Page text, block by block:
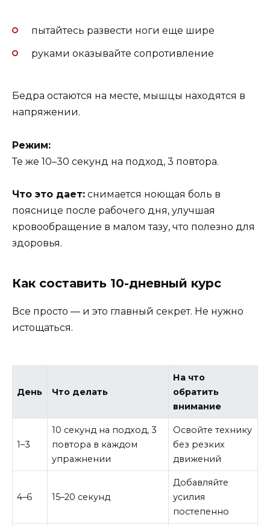
пытайтесь развести ноги еще шире
руками оказывайте сопротивление
Бедра остаются на месте, мышцы находятся в
напряжении.
Режим:
Те же 10–30 секунд на подход, 3 повтора.
Что это дает: снимается ноющая боль в
пояснице после рабочего дня, улучшая
кровообращение в малом тазу, что полезно для
здоровья.
Как составить 10-дневный курс
Все просто — и это главный секрет. Не нужно
истощаться.
День Что делать
На что
обратить
внимание
1–3
10 секунд на подход, 3
повтора в каждом
упражнении
Освойте технику
без резких
движений
4–6 15–20 секунд
Добавляйте
усилия
постепенно